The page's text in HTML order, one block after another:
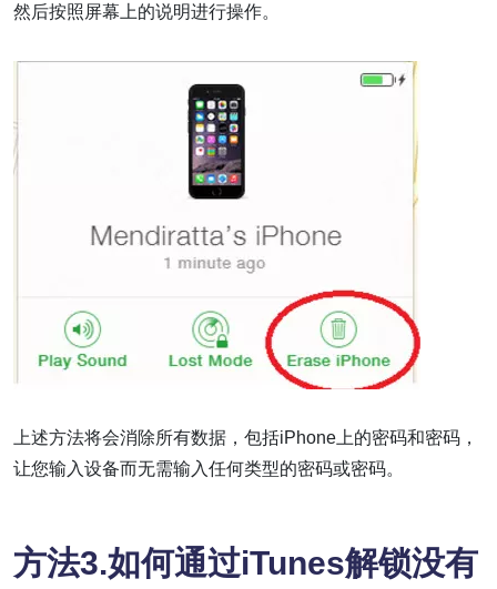
然后按照屏幕上的说明进行操作。
上述方法将会消除所有数据，包括iPhone上的密码和密码，
让您输入设备而无需输入任何类型的密码或密码。
方法3.如何通过iTunes解锁没有